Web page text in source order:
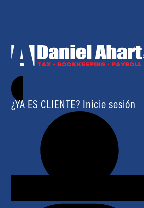
¿YA ES CLIENTE? Inicie sesión